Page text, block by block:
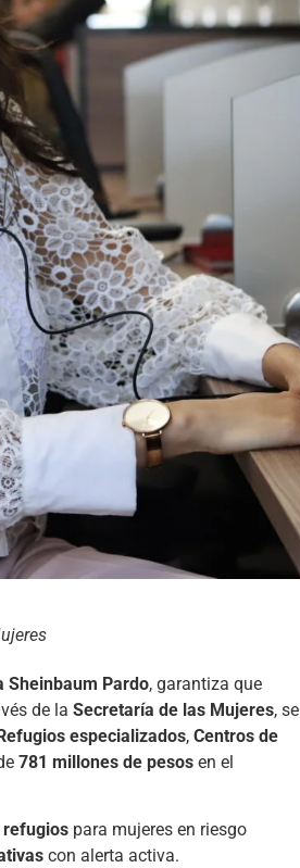
Sheinbaum Pardo, garantiza que
de la Secretaría de las Mujeres, se
especializados, Centros de
781 millones de pesos en el
refugios para mujeres en riesgo
con alerta activa.